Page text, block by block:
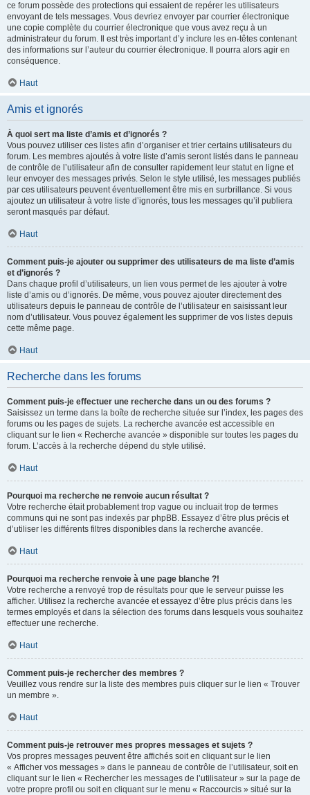
ce forum possède des protections qui essaient de repérer les utilisateurs
envoyant de tels messages. Vous devriez envoyer par courrier électronique
une copie complète du courrier électronique que vous avez reçu à un
administrateur du forum. Il est très important d’y inclure les en-têtes contenant
des informations sur l’auteur du courrier électronique. Il pourra alors agir en
conséquence.
Haut
Amis et ignorés
À quoi sert ma liste d’amis et d’ignorés ?
Vous pouvez utiliser ces listes afin d’organiser et trier certains utilisateurs du
forum. Les membres ajoutés à votre liste d’amis seront listés dans le panneau
de contrôle de l’utilisateur afin de consulter rapidement leur statut en ligne et
leur envoyer des messages privés. Selon le style utilisé, les messages publiés
par ces utilisateurs peuvent éventuellement être mis en surbrillance. Si vous
ajoutez un utilisateur à votre liste d’ignorés, tous les messages qu’il publiera
seront masqués par défaut.
Haut
Comment puis-je ajouter ou supprimer des utilisateurs de ma liste d’amis
et d’ignorés ?
Dans chaque profil d’utilisateurs, un lien vous permet de les ajouter à votre
liste d’amis ou d’ignorés. De même, vous pouvez ajouter directement des
utilisateurs depuis le panneau de contrôle de l’utilisateur en saisissant leur
nom d’utilisateur. Vous pouvez également les supprimer de vos listes depuis
cette même page.
Haut
Recherche dans les forums
Comment puis-je effectuer une recherche dans un ou des forums ?
Saisissez un terme dans la boîte de recherche située sur l’index, les pages des
forums ou les pages de sujets. La recherche avancée est accessible en
cliquant sur le lien « Recherche avancée » disponible sur toutes les pages du
forum. L’accès à la recherche dépend du style utilisé.
Haut
Pourquoi ma recherche ne renvoie aucun résultat ?
Votre recherche était probablement trop vague ou incluait trop de termes
communs qui ne sont pas indexés par phpBB. Essayez d’être plus précis et
d’utiliser les différents filtres disponibles dans la recherche avancée.
Haut
Pourquoi ma recherche renvoie à une page blanche ?!
Votre recherche a renvoyé trop de résultats pour que le serveur puisse les
afficher. Utilisez la recherche avancée et essayez d’être plus précis dans les
termes employés et dans la sélection des forums dans lesquels vous souhaitez
effectuer une recherche.
Haut
Comment puis-je rechercher des membres ?
Veuillez vous rendre sur la liste des membres puis cliquer sur le lien « Trouver
un membre ».
Haut
Comment puis-je retrouver mes propres messages et sujets ?
Vos propres messages peuvent être affichés soit en cliquant sur le lien
« Afficher vos messages » dans le panneau de contrôle de l’utilisateur, soit en
cliquant sur le lien « Rechercher les messages de l’utilisateur » sur la page de
votre propre profil ou soit en cliquant sur le menu « Raccourcis » situé sur la